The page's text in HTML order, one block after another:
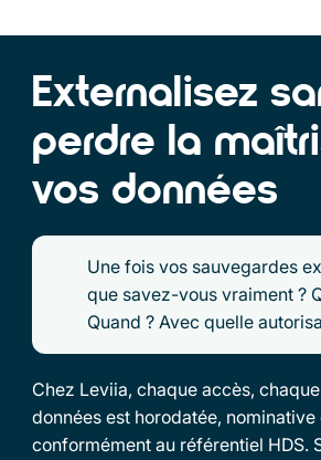
Externalisez
perdre la
vos données
Une fois vos sauvegardes
que savez-vous vraiment ?
Quand ? Avec quelle
Chez Leviia, chaque accès,
données est horodatée,
conformément au référentiel HDS.